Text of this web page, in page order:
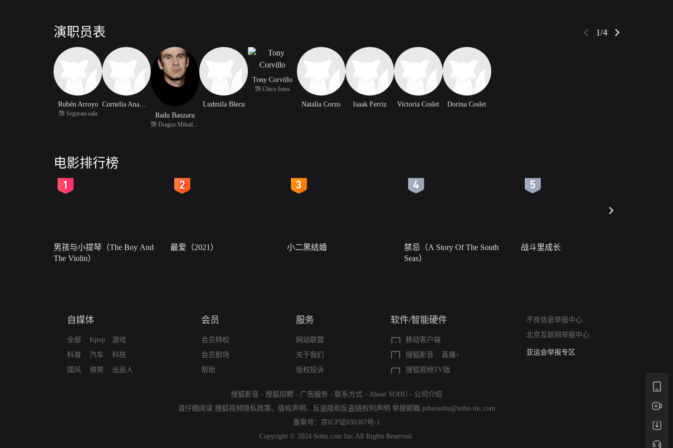
演职员表 1/4
Rubén Arroyo
饰 Segurata sala
Cornelia Anamaria Alexe
Radu Banzaru
Ludmila Blecu
Tony Corvillo
饰 Chico fotos
Natalia Corzo Isaak Ferriz Victoria Coslet Dorina Coslet
电影排行榜
男孩与小提琴（The Boy And
The Violin）
最爱（2021） 小二黑结婚
禁忌（A Story Of The South
Seas）
战斗里成长
自媒体
全部
科普
国风
Kpop
汽车
搞笑
游戏
科技
出品人
会员
会员特权
会员剧场
帮助
服务
网站联盟
关于我们
版权投诉
软件/智能硬件
移动客户端
搜狐影音
直播+
搜狐视频TV版
不良信息举报中心
北京互联网举报中心
算法推荐专项举报
亚运会举报专区
搜狐影音 - 搜狐招聘 - 广告服务 - 联系方式 - About SOHU - 公司介绍
请仔细阅读 搜狐视频隐私政策、 版权声明 、 反盗版和反盗链权利声明 举报邮箱 jubaosohu@sohu-inc.com
备案号： 京ICP证030367号-1
Copyright © 2024 Sohu.com Inc.All Rights Reserved.